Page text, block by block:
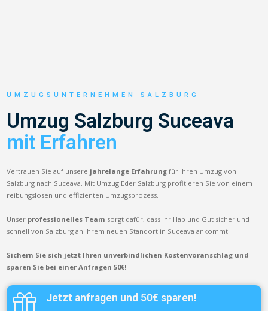
UMZUGSUNTERNEHMEN SALZBURG
Umzug Salzburg Suceava
mit Erfahren
Vertrauen Sie auf unsere jahrelange Erfahrung für Ihren Umzug von
Salzburg nach Suceava. Mit Umzug Eder Salzburg profitieren Sie von einem
reibungslosen und effizienten Umzugsprozess.
Unser professionelles Team sorgt dafür, dass Ihr Hab und Gut sicher und
schnell von Salzburg an Ihrem neuen Standort in Suceava ankommt.
Sichern Sie sich jetzt Ihren unverbindlichen Kostenvoranschlag und
sparen Sie bei einer Anfragen 50€!
Jetzt anfragen und 50€ sparen!